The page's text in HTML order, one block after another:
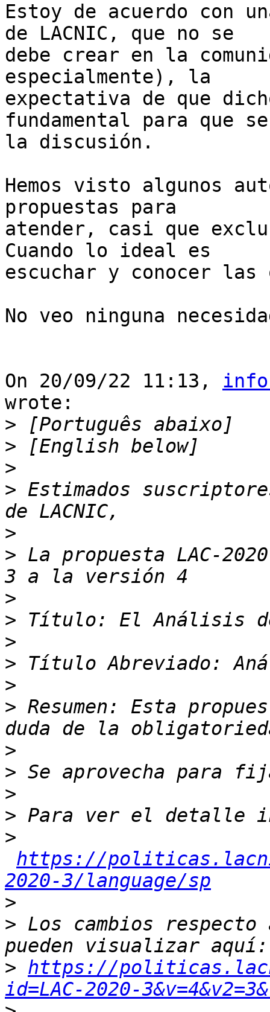
Estoy de acuerdo con
de LACNIC, que no se
debe crear en la
especialmente), la
expectativa de que
fundamental para que
la discusión.
Hemos visto algunos
propuestas para
atender, casi que
Cuando lo ideal es
escuchar y conocer las
No veo ninguna
On 20/09/22 11:13,
wrote:
>
>
>
> Estimados
>
> La propuesta LAC-
>
>
>
>
>
> Resumen: Esta
>
>
>
>
>
https://
2020-3/language/sp
>
> Los cambios
> https://
id=LAC-2020-